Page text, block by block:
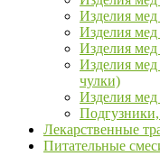
Изделия
Изделия
Изделия
Изделия
чулки)
Изделия мед
Лекарственные
Питательные